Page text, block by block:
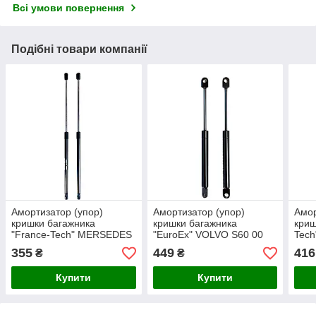
Всі умови повернення
Подібні товари компанії
Амортизатор (упор)
кришки багажника
"France-Tech" MERSEDES
VITO баг 96 630N 77сm
355 ₴
Купити
Амортизатор (упор)
кришки багажника
"EuroEx" VOLVO S60 00
420N 270mm
449₴
Купити
416